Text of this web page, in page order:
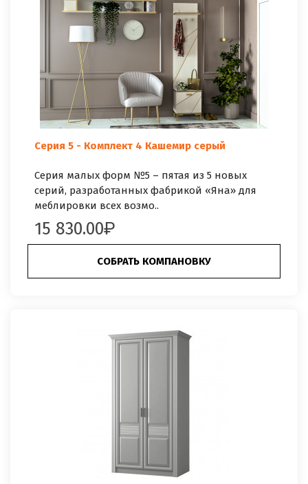
Серия 5 - Комплект 4 Кашемир серый
Серия малых форм №5 – пятая из 5 новых
серий, разработанных фабрикой «Яна» для
меблировки всех возмо..
15 830.00
СОБРАТЬ КОМПАНОВКУ